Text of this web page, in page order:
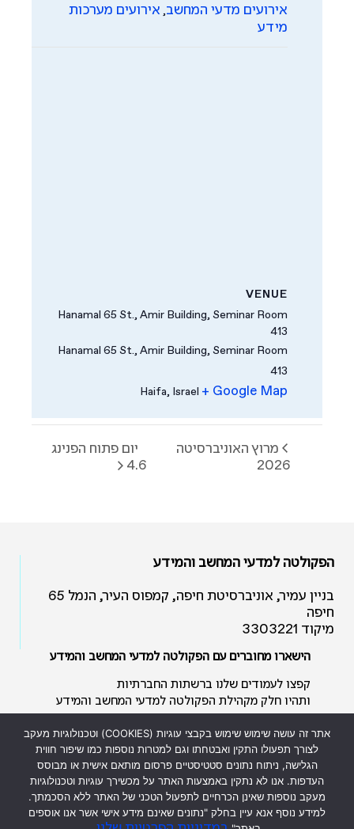
אירועים מדעי המחשב, אירועים מערכות
מידע
VENUE
Hanamal 65 St., Amir Building, Seminar Room
413
Hanamal 65 St., Amir Building, Seminar Room
413
Haifa, Israel + Google Map
מרוץ האוניברסיטה
2026
יום פתוח הפנינג
4.6
הפקולטה למדעי המחשב והמידע
בניין עמיר, אוניברסיטת חיפה, קמפוס העיר, הנמל 65
חיפה
מיקוד 3303221
הישארו מחוברים עם הפקולטה למדעי המחשב והמידע
קפצו לעמודים שלנו ברשתות החברתיות
ותהיו חלק מקהילת הפקולטה למדעי המחשב והמידע
כל הזכויות שמורות לפקולטה למדעי
המחשב והמידע ולאוניברסיטת חיפה ©
אתר זה עושה שימוש שימוש בקבצי עוגיות (COOKIES) וטכנולוגיות מעקב
לצורך תפעולו התקין ואבטחתו וגם למטרות נוספות כמו שיפור חווית
הגלישה, ניתוח נתונים סטטיסטיים פרסום מותאם אישית או מבוסס
העדפות. אנו לא נתקין באמצעות האתר על מכשירך עוגיות וטכנולוגיות
מעקב נוספות שאינן הכרחיים לתפעול הטכני של האתר ללא הסכמתך.
למידע נוסף אנא עיין בחלק "נתונים שאינם מידע אישי אשר אנו אוספים